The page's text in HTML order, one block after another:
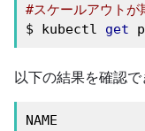
#スケールアウトが
$ kubectl get
以下の結果を確認で
NAME